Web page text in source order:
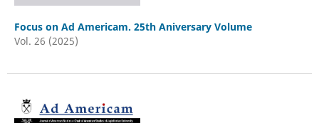
Focus on Ad Americam. 25th Aniversary Volume
Vol. 26 (2025)